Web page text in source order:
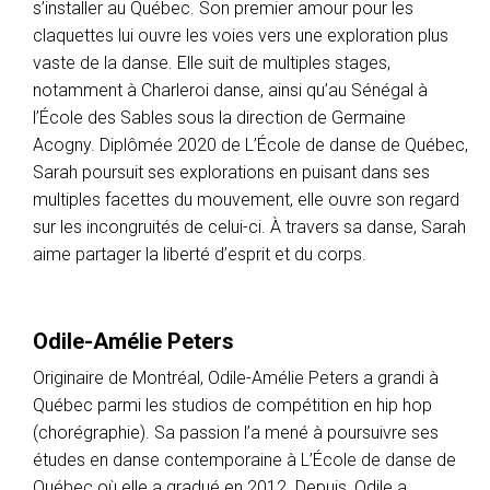
s’installer au Québec. Son premier amour pour les
claquettes lui ouvre les voies vers une exploration plus
vaste de la danse. Elle suit de multiples stages,
notamment à Charleroi danse, ainsi qu’au Sénégal à
l’École des Sables sous la direction de Germaine
Acogny. Diplômée 2020 de L’École de danse de Québec,
Sarah poursuit ses explorations en puisant dans ses
multiples facettes du mouvement, elle ouvre son regard
sur les incongruités de celui-ci. À travers sa danse, Sarah
aime partager la liberté d’esprit et du corps.
Odile-Amélie Peters
Originaire de Montréal, Odile-Amélie Peters a grandi à
Québec parmi les studios de compétition en hip hop
(chorégraphie). Sa passion l’a mené à poursuivre ses
études en danse contemporaine à L’École de danse de